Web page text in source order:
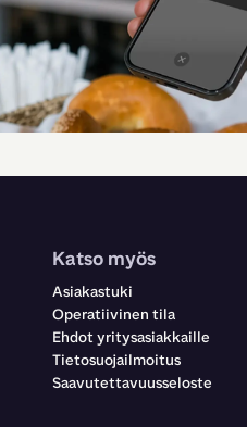
Katso myös
Asiakastuki
Operatiivinen tila
Ehdot yritysasiakkaille
Tietosuojailmoitus
Saavutettavuusseloste